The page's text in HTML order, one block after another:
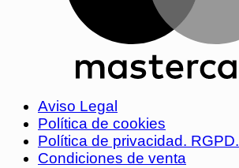
Aviso Legal
Política de cookies
Política de privacidad. RGPD.
Condiciones de venta